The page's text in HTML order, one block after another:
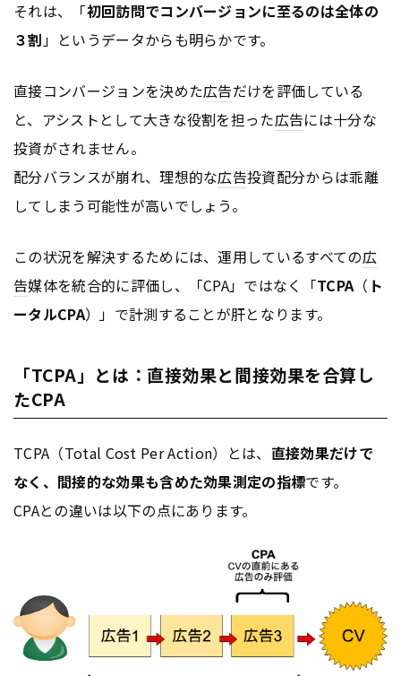
それは、「初回訪問でコンバージョンに至るのは全体の
３割 」というデータからも明らかです。
直接コンバージョンを決めた広告だけを評価している
と、アシストとして大きな役割を担った広告には十分な
投資がされません。
配分バランスが崩れ、理想的な広告投資配分からは乖離
してしまう可能性が高いでしょう。
この状況を解決するためには、運用しているすべての広
告媒体を統合的に評価し、「CPA」ではなく「TCPA （ ト
ータルCPA）」で計測することが肝となります。
「TCPA」とは：直接効果と間接効果を合算し
たCPA
TCPA（Total Cost Per Action）とは、 直接効果だけで
なく、間接的な効果も含めた効果測定の指標です。
CPAとの違いは以下の点にあります。